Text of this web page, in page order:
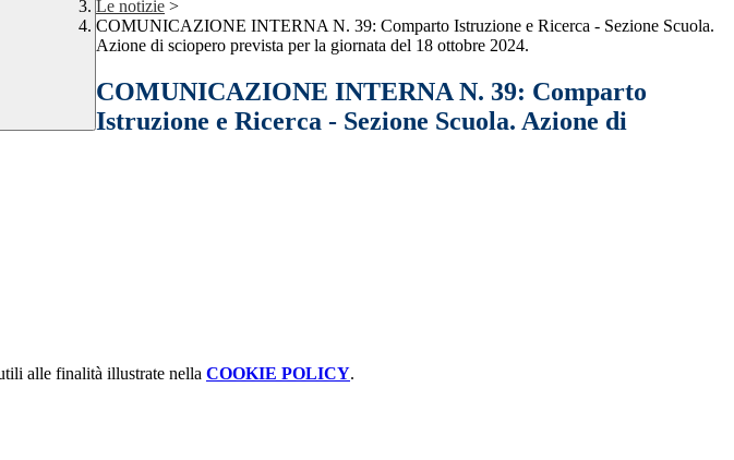
Le notizie >
COMUNICAZIONE INTERNA N. 39: Comparto Istruzione e Ricerca - Sezione Scuola.
Azione di sciopero prevista per la giornata del 18 ottobre 2024.
COMUNICAZIONE INTERNA N. 39: Comparto
Istruzione e Ricerca - Sezione Scuola. Azione di
alle finalità illustrate nella COOKIE POLICY.